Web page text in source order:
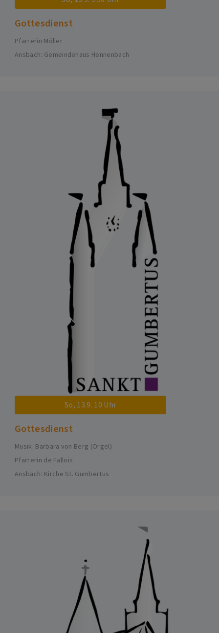
Gottesdienst
Pfarrerin Möller
Ansbach Gemeindehaus Hennenbach
So, 13.9. 10 Uhr
Gottesdienst
Musik: Barbara von Berg (Orgel)
Pfarrerin de Fallois
Ansbach Kirche St. Gumbertus